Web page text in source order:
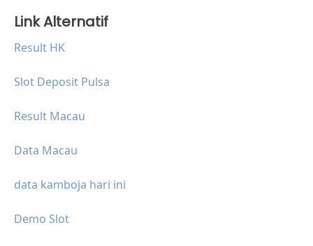
Link Alternatif
Result HK
Slot Deposit Pulsa
Result Macau
Data Macau
data kamboja hari ini
Demo Slot